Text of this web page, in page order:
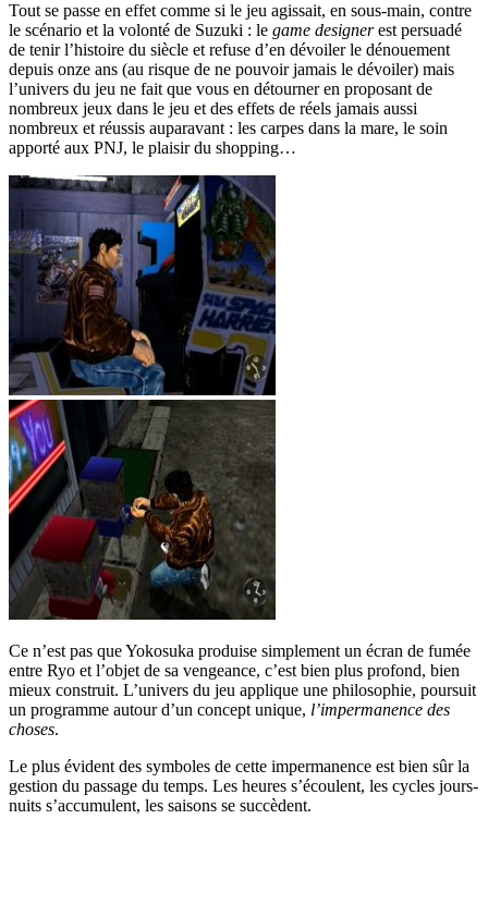
Tout se passe en effet comme si le jeu agissait, en sous-main, contre
le scénario et la volonté de Suzuki : le game designerest persuadé
de tenir l’histoire du siècle et refuse d’en dévoiler le dénouement
depuis onze ans (au risque de ne pouvoir jamais le dévoiler) mais
l’univers du jeu ne fait que vous en détourner en proposant de
nombreux jeux dans le jeu et des effets de réels jamais aussi
nombreux et réussis auparavant : les carpes dans la mare, le soin
apporté aux PNJ, le plaisir du shopping…
Ce n’est pas que Yokosuka produise simplement un écran de fumée
entre Ryo et l’objet de sa vengeance, c’est bien plus profond, bien
mieux construit. L’univers du jeu applique une philosophie, poursuit
un programme autour d’un concept unique, l’impermanence des
choses.
Le plus évident des symboles de cette impermanence est bien sûr la
gestion du passage du temps. Les heures s’écoulent, les cycles jours-
nuits s’accumulent, les saisons se succèdent.